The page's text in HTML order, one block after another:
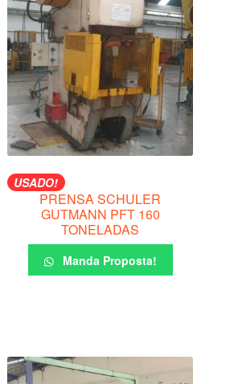
USADO!
PRENSA SCHULER
GUTMANN PFT 160
TONELADAS
Manda Proposta!